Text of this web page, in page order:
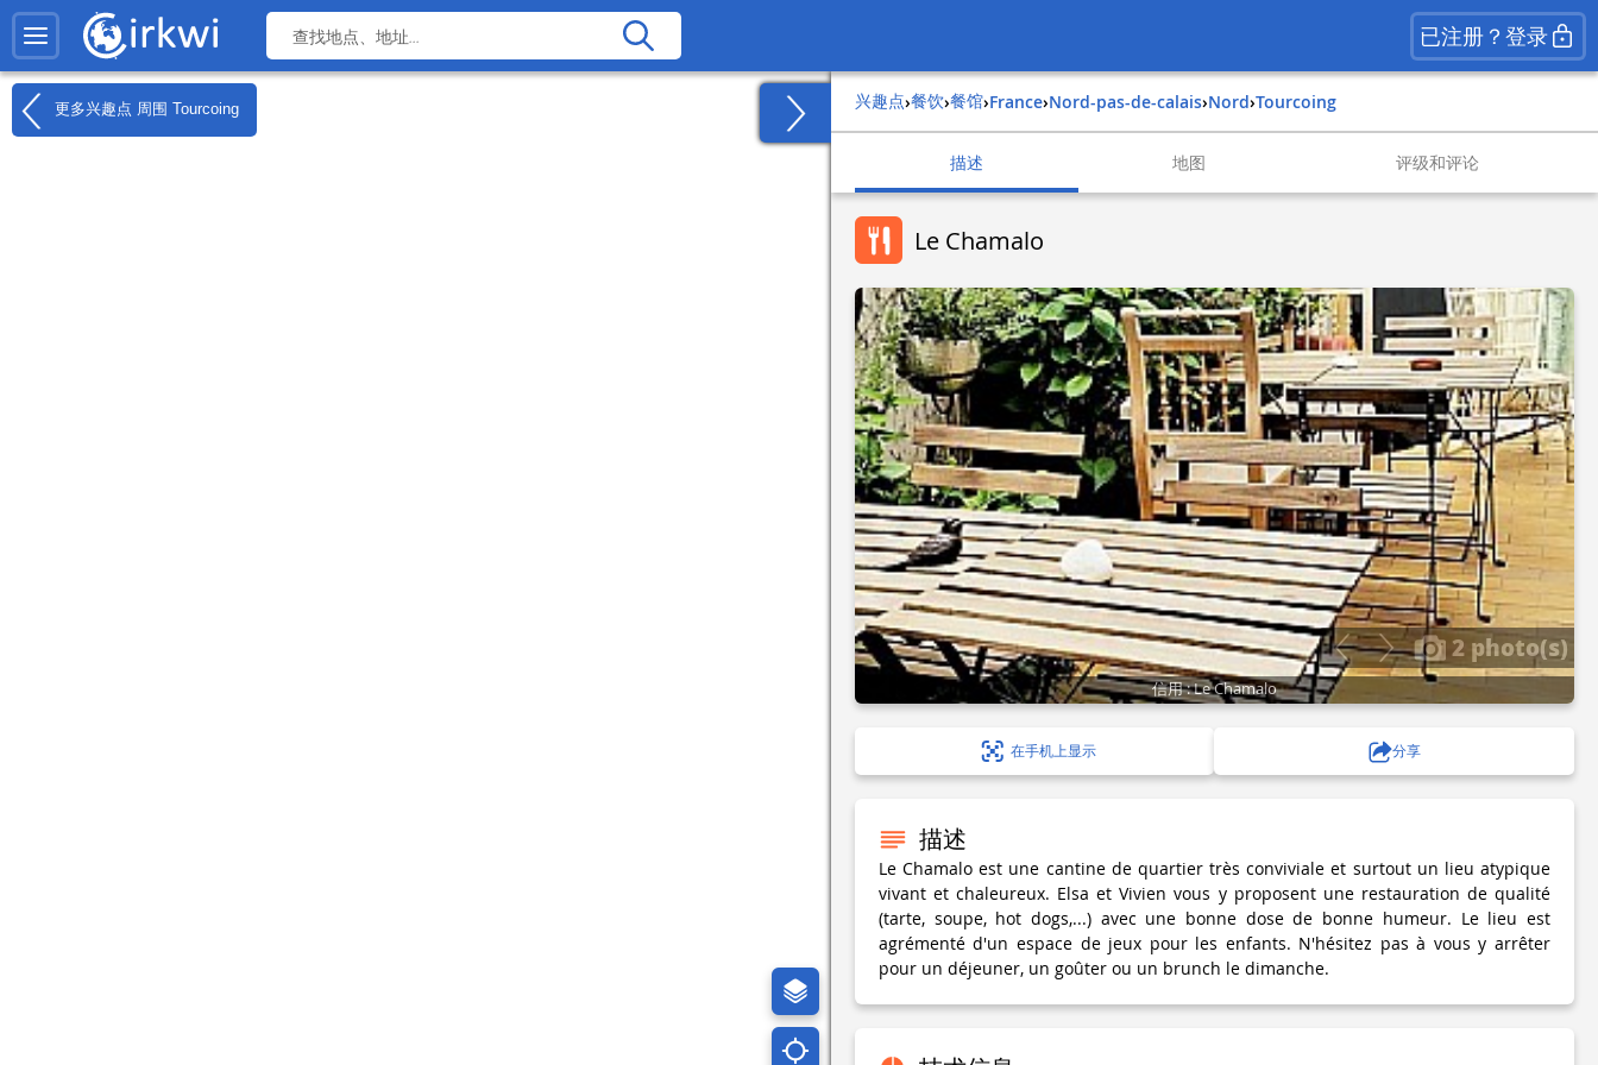
已注册？登录
更多兴趣点 周围 Tourcoing 兴趣点› 餐饮› 餐馆› france› nord-pas-de-calais› nord› tourcoing
描述 地图 评级和评论
Le Chamalo
2 photo(s)
信用 : Le Chamalo
在手机上显示 分享
描述
Le Chamalo est une cantine de quartier très conviviale et surtout un lieu atypique
vivant et chaleureux. Elsa et Vivien vous y proposent une restauration de qualité
(tarte, soupe, hot dogs,...) avec une bonne dose de bonne humeur. Le lieu est
agrémenté d'un espace de jeux pour les enfants. N'hésitez pas à vous y arrêter
pour un déjeuner, un goûter ou un brunch le dimanche.